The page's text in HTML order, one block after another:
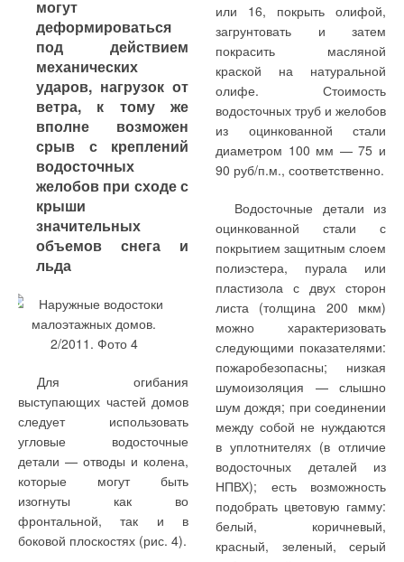
могут
деформироваться
под действием
механических
ударов, нагрузок от
ветра, к тому же
вполне возможен
срыв с креплений
водосточных
желобов при сходе с
крыши
значительных
объемов снега и
льда
Для огибания
выступающих частей домов
следует использовать
угловые водосточные
детали — отводы и колена,
которые могут быть
изогнуты как во
фронтальной, так и в
боковой плоскостях (рис. 4).
или 16, покрыть олифой,
загрунтовать и затем
покрасить масляной
краской на натуральной
олифе. Стоимость
водосточных труб и желобов
из оцинкованной стали
диаметром 100 мм — 75 и
90 руб/п.м., соответственно.
Водосточные детали из
оцинкованной стали с
покрытием защитным слоем
полиэстера, пурала или
пластизола с двух сторон
листа (толщина 200 мкм)
можно характеризовать
следующими показателями:
пожаробезопасны; низкая
шумоизоляция — слышно
шум дождя; при соединении
между собой не нуждаются
в уплотнителях (в отличие
водосточных деталей из
НПВХ); есть возможность
подобрать цветовую гамму:
белый, коричневый,
красный, зеленый, серый
Mitsubishi Heavy Industries в
2011 г. начинает выпуск
специального аксессуара —
SAF DX Kit. Этот аксессуар
представляет собой
(имеются в виду фреоновые
теплообменники
непосредственного
испарения).
Установить
температуру
воздуха на выходе
из вентиляционной
установки можно
стандартного для
системы KX6 пульта
RC-E4
Таким образом,
появляется возможность
построения системы
центрального
кондиционирования
объекта с приточной
вентиляцией в любой
конфигурации с
применением
собственным контроллером
вентиляционной установки,
что дает возможность
максимально точного и
корректного управления.
Установить температуру
воздуха на выходе из
вентиляционной установки
можно при помощи
стандартного для системы
Mitsubishi KX6 пульта RC-
E4.
Кроме того, при помощи
стандартного адаптера SC-
AND-E комплекс из
вентиляционной установки
и EEV Kit можно подключить
к шине Superlink и, таким
Комментарии
В этой теме еще нет комментариев
Добавить комментарий
Ваше имя *
Ваш E-mail *
Текст комментария